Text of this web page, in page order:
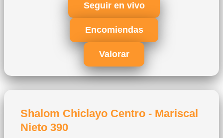
Seguir en vivo
Encomiendas
Valorar
Shalom Chiclayo Centro - Mariscal
Nieto 390